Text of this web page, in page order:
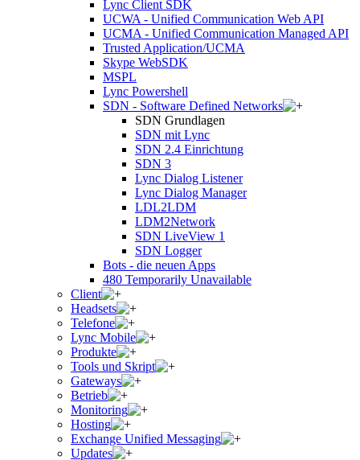
Lync Client SDK
UCWA - Unified Communication Web API
UCMA - Unified Communication Managed API
Trusted Application/UCMA
Skype WebSDK
MSPL
Lync Powershell
SDN - Software Defined Networks
SDN Grundlagen
SDN mit Lync
SDN 2.4 Einrichtung
SDN 3
Lync Dialog Listener
Lync Dialog Manager
LDL2LDM
LDM2Network
SDN LiveView 1
SDN Logger
Bots - die neuen Apps
480 Temporarily Unavailable
Client
Headsets
Telefone
Lync Mobile
Produkte
Tools und Skript
Gateways
Betrieb
Monitoring
Hosting
Exchange Unified Messaging
Updates